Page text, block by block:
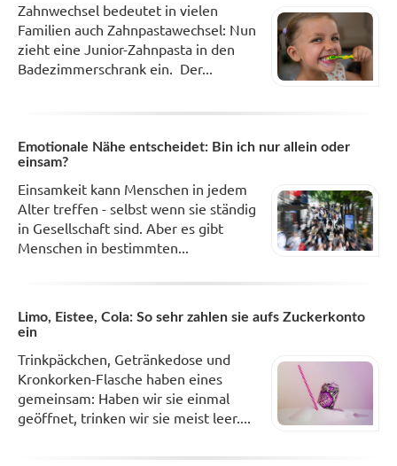
Zahnwechsel bedeutet in vielen
Familien auch Zahnpastawechsel: Nun
zieht eine Junior-Zahnpasta in den
Badezimmerschrank ein. Der...
Emotionale Nähe entscheidet: Bin ich nur allein oder
einsam?
Einsamkeit kann Menschen in jedem
Alter treffen - selbst wenn sie ständig
in Gesellschaft sind. Aber es gibt
Menschen in bestimmten...
Limo, Eistee, Cola: So sehr zahlen sie aufs Zuckerkonto
ein
Trinkpäckchen, Getränkedose und
Kronkorken-Flasche haben eines
gemeinsam: Haben wir sie einmal
geöffnet, trinken wir sie meist leer....